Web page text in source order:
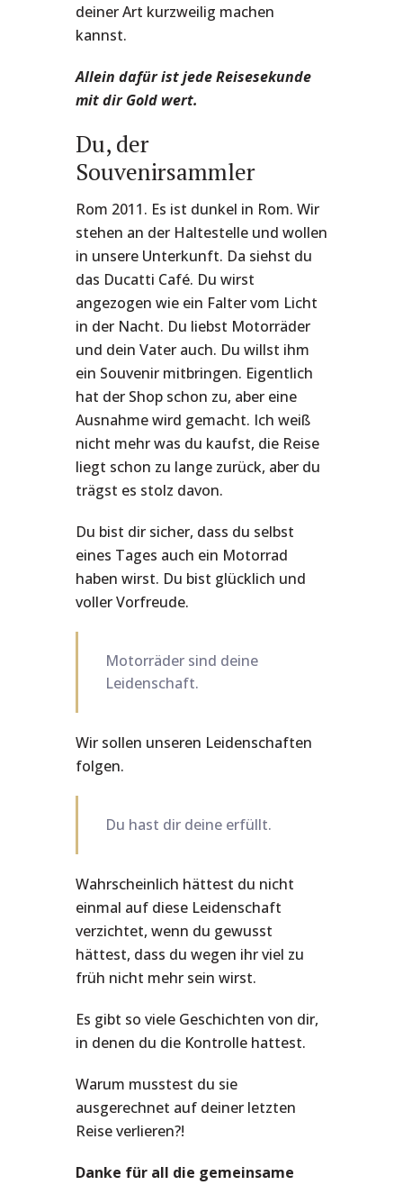
deiner Art kurzweilig machen
kannst.
Allein dafür ist jede Reisesekunde
mit dir Gold wert.
Du, der
Souvenirsammler
Rom 2011. Es ist dunkel in Rom. Wir
stehen an der Haltestelle und wollen
in unsere Unterkunft. Da siehst du
das Ducatti Café. Du wirst
angezogen wie ein Falter vom Licht
in der Nacht. Du liebst Motorräder
und dein Vater auch. Du willst ihm
ein Souvenir mitbringen. Eigentlich
hat der Shop schon zu, aber eine
Ausnahme wird gemacht. Ich weiß
nicht mehr was du kaufst, die Reise
liegt schon zu lange zurück, aber du
trägst es stolz davon.
Du bist dir sicher, dass du selbst
eines Tages auch ein Motorrad
haben wirst. Du bist glücklich und
voller Vorfreude.
Motorräder sind deine
Leidenschaft.
Wir sollen unseren Leidenschaften
folgen.
Du hast dir deine erfüllt.
Wahrscheinlich hättest du nicht
einmal auf diese Leidenschaft
verzichtet, wenn du gewusst
hättest, dass du wegen ihr viel zu
früh nicht mehr sein wirst.
Es gibt so viele Geschichten von dir,
in denen du die Kontrolle hattest.
Warum musstest du sie
ausgerechnet auf deiner letzten
Reise verlieren?!
Danke für all die gemeinsame